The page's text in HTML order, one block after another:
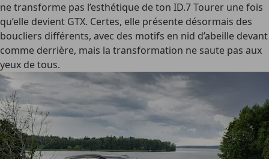
ne transforme pas l’esthétique de ton ID.7 Tourer une fois
qu’elle devient GTX. Certes, elle présente désormais des
boucliers différents, avec des motifs en nid d’abeille devant
comme derrière, mais la transformation ne saute pas aux
yeux de tous.